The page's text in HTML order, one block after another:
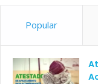
Popular